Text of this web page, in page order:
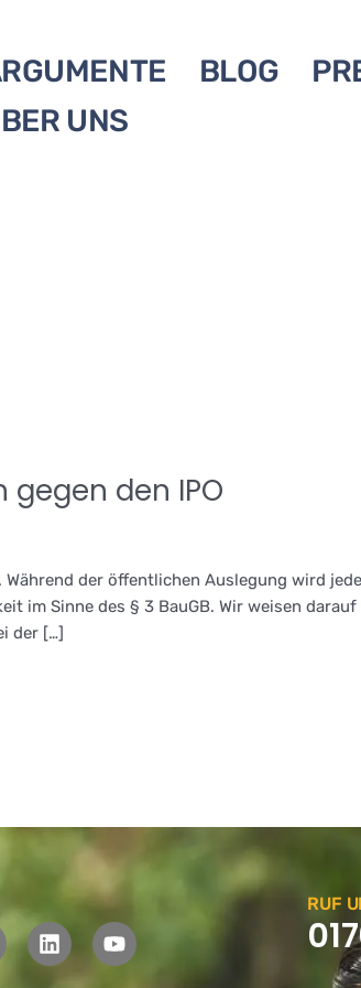
BLOG
UNS
den IPO
der öffentlichen Auslegung wird
im Sinne des § 3 BauGB. Wir weisen
der […]
L
i
Y
o
RUF